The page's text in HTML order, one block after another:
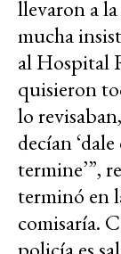
llevaron a
mucha
al Hospital
quisieron
lo
decían
termine’”,
terminó en
comisaría.